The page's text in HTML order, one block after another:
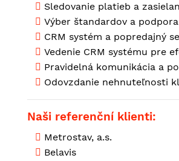
Sledovanie platieb a
Výber štandardov a
CRM systém a popredajný
Vedenie CRM systému pre
Pravidelná komunikácia a
Odovzdanie nehnuteľnosti
Naši referenční klienti:
Metrostav, a.s.
Belavis